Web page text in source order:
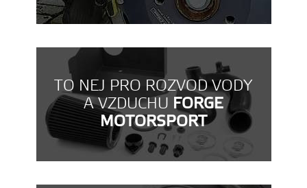
TO NEJ PRO ROZVOD VODY
A VZDUCHU FORGE
MOTORSPORT